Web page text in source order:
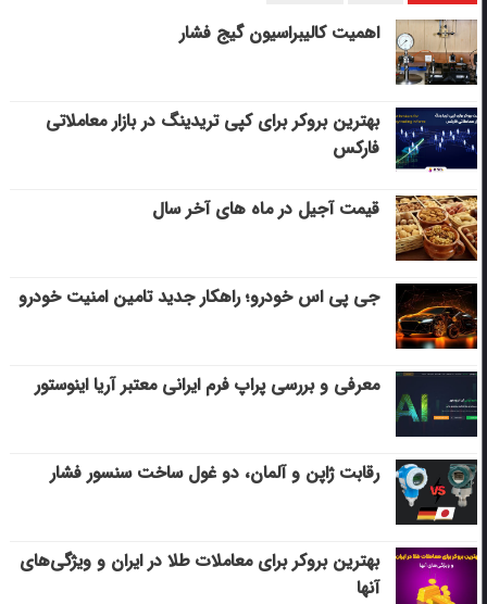
اهمیت کالیبراسیون گیج فشار
بهترین بروکر برای کپی‌ تریدینگ در بازار معاملاتی
فارکس
قیمت آجیل در ماه های آخر سال
جی پی اس خودرو؛ راهکار جدید تامین امنیت خودرو
معرفی و بررسی پراپ فرم ایرانی معتبر آریا اینوستور
رقابت ژاپن و آلمان، دو غول ساخت سنسور فشار
بهترین بروکر برای معاملات طلا در ایران و ویژگی‌های
آنها